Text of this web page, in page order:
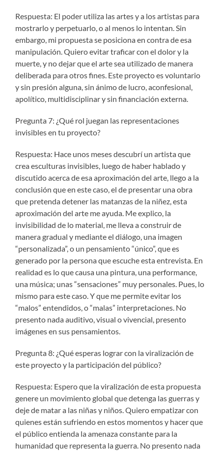
Respuesta: El poder utiliza las artes y a los artistas para
mostrarlo y perpetuarlo, o al menos lo intentan. Sin
embargo, mi propuesta se posiciona en contra de esa
manipulación. Quiero evitar traficar con el dolor y la
muerte, y no dejar que el arte sea utilizado de manera
deliberada para otros fines. Este proyecto es voluntario
y sin presión alguna, sin ánimo de lucro, aconfesional,
apolítico, multidisciplinar y sin financiación externa.
Pregunta 7: ¿Qué rol juegan las representaciones
invisibles en tu proyecto?
Respuesta: Hace unos meses descubrí un artista que
crea esculturas invisibles, luego de haber hablado y
discutido acerca de esa aproximación del arte, llego a la
conclusión que en este caso, el de presentar una obra
que pretenda detener las matanzas de la niñez, esta
aproximación del arte me ayuda. Me explico, la
invisibilidad de lo material, me lleva a construir de
manera gradual y mediante el diálogo, una imagen
“personalizada”, o un pensamiento “único”, que es
generado por la persona que escuche esta entrevista. En
realidad es lo que causa una pintura, una performance,
una música; unas “sensaciones” muy personales. Pues, lo
mismo para este caso. Y que me permite evitar los
“malos” entendidos, o “malas” interpretaciones. No
presento nada auditivo, visual o vivencial, presento
imágenes en sus pensamientos.
Pregunta 8: ¿Qué esperas lograr con la viralización de
este proyecto y la participación del público?
Respuesta: Espero que la viralización de esta propuesta
genere un movimiento global que detenga las guerras y
deje de matar a las niñas y niños. Quiero empatizar con
quienes están sufriendo en estos momentos y hacer que
el público entienda la amenaza constante para la
humanidad que representa la guerra. No presento nada